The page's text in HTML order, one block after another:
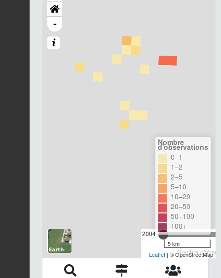
-
2004
Nombre
Nombre
d'observations
0–1
1–2
2–5
5–10
10–20
20–50
50–100
100+
5 km
Leaflet | © OpenStreetMap